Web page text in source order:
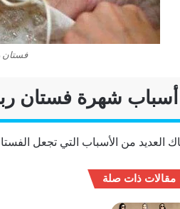
فستان
أسباب شهرة فستان
العديد من الأسباب التي تجعل
مقالات ذات صلة